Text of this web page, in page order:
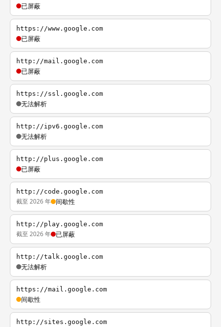
已屏蔽
https://www.google.com
已屏蔽
http://mail.google.com
已屏蔽
https://ssl.google.com
无法解析
http://ipv6.google.com
无法解析
http://plus.google.com
已屏蔽
http://code.google.com
截至 2026 年 间歇性
http://play.google.com
截至 2026 年 已屏蔽
http://talk.google.com
无法解析
https://mail.google.com
间歇性
http://sites.google.com